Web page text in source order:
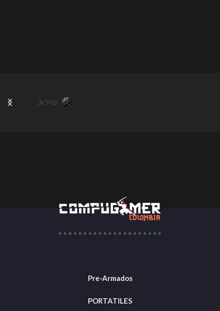
Pre-Armados
PORTATILES